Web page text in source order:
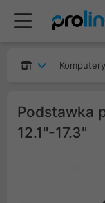
Podstawka
12.1"-17.3"